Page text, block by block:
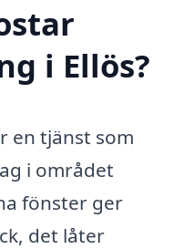
i Ellös?
en tjänst som
i området
fönster ger
det låter